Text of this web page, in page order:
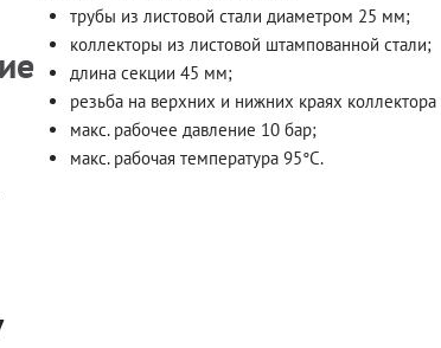
трубы из листовой стали диаметром 25 мм;
коллекторы из листовой штампованной стали;
длина секции 45 мм;
резьба на верхних и нижних краях коллектора
макс. рабочее давление 10 бар;
макс. рабочая температура 95°C.